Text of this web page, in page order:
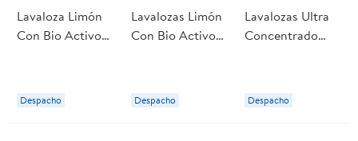
Lavaloza Limón
Con Bio Activos
Despacho
Lavalozas Limón
Con Bio Activos
Despacho
Lavalozas Ultra
Concentrado
Despacho